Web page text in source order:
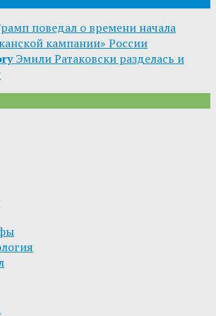
поведал о времени начала
кампании» России
Эмили Ратаковски разделась и